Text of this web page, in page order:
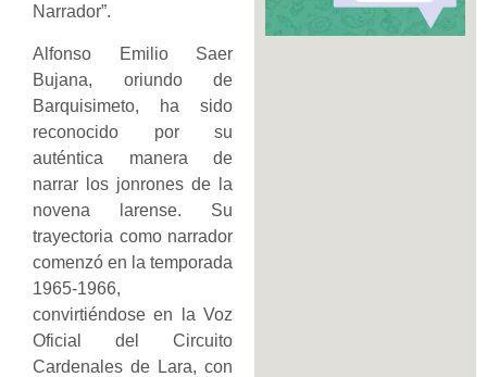
Narrador”.
Alfonso Emilio Saer
Bujana, oriundo de
Barquisimeto, ha sido
reconocido por su
auténtica manera de
narrar los jonrones de la
novena larense. Su
trayectoria como narrador
comenzó en la temporada
1965-1966,
convirtiéndose en la Voz
Oficial del Circuito
Cardenales de Lara, con